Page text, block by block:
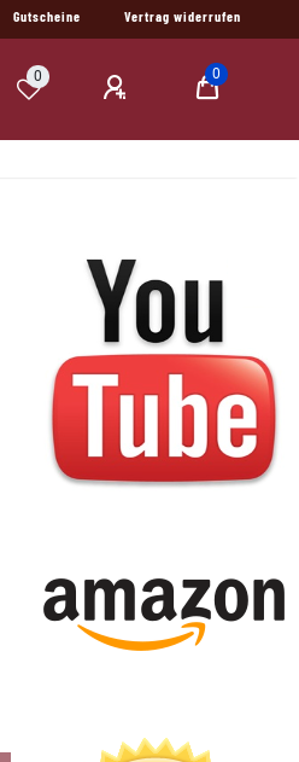
Gutscheine Vertrag widerrufen
0 0